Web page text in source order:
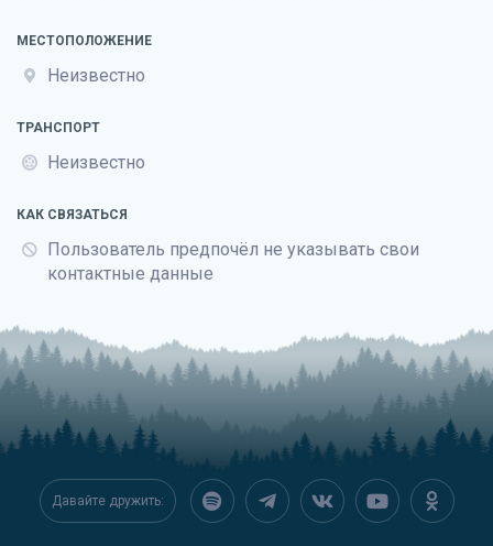
МЕСТОПОЛОЖЕНИЕ
Неизвестно
ТРАНСПОРТ
Неизвестно
КАК СВЯЗАТЬСЯ
Пользователь предпочёл не указывать свои
контактные данные
Давайте дружить: